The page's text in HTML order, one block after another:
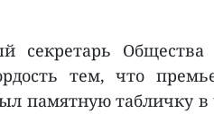
секретарь
тем, что
памятную табличку